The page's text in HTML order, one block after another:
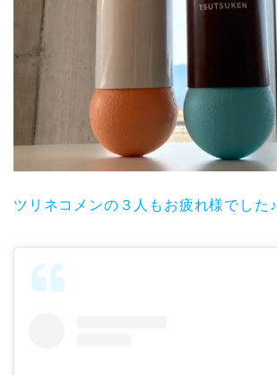
ツリネコメンの３人もお疲れ様でした♪